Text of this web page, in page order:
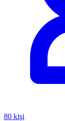
80 kişi